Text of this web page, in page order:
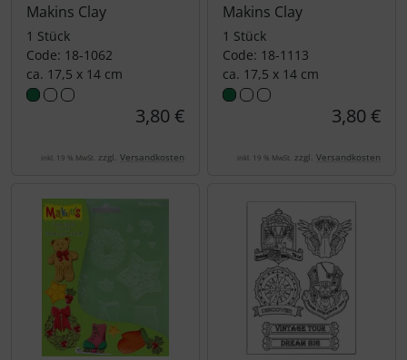
Makins Clay
1 Stück
Code: 18-1062
ca. 17,5 x 14 cm
3,80 €
inkl. 19 % MwSt. zzgl. Versandkosten
Makins Clay
1 Stück
Code: 18-1113
ca. 17,5 x 14 cm
3,80 €
inkl. 19 % MwSt. zzgl. Versandkosten